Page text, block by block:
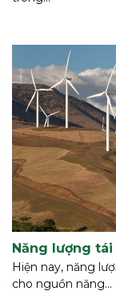
Năng lượng
Hiện nay, năng
cho nguồn năng...